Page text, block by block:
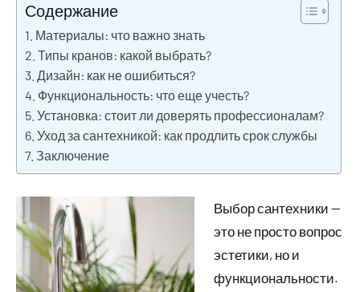
2025
Содержание
Материалы: что важно знать
Типы кранов: какой выбрать?
Дизайн: как не ошибиться?
Функциональность: что еще учесть?
Установка: стоит ли доверять профессионалам?
Уход за сантехникой: как продлить срок службы
Заключение
Выбор сантехники —
это не просто вопрос
эстетики, но и
функциональности.